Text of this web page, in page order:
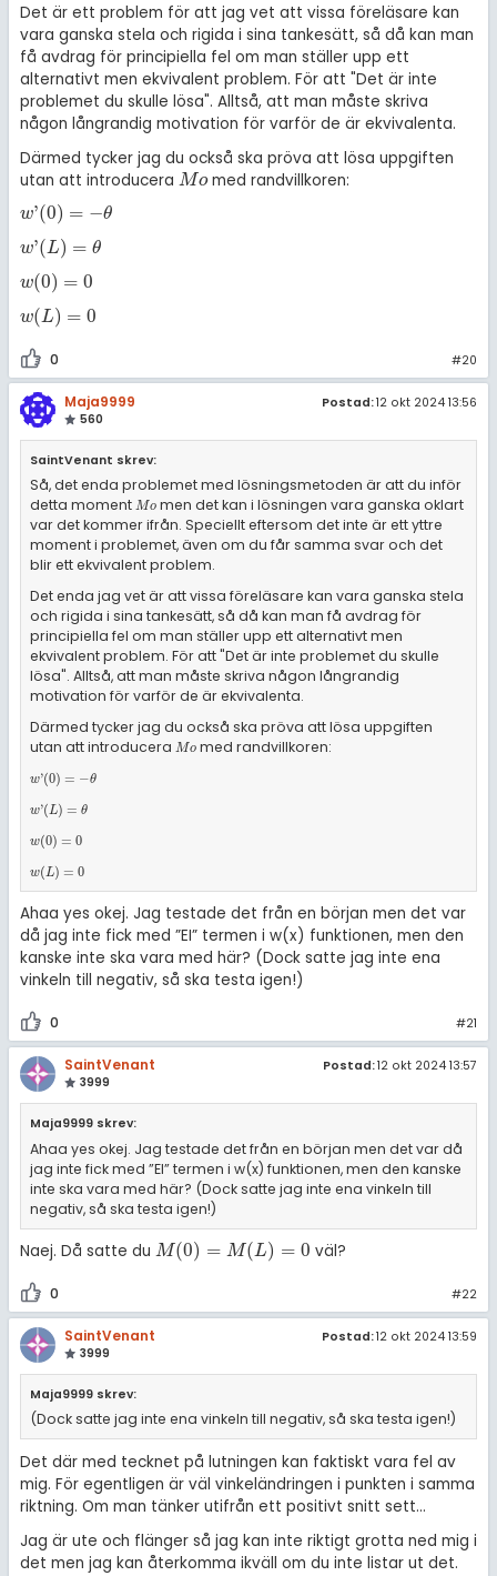
Det är ett problem för att jag vet att vissa föreläsare kan
vara ganska stela och rigida i sina tankesätt, så då kan man
få avdrag för principiella fel om man ställer upp ett
alternativt men ekvivalent problem. För att "Det är inte
problemet du skulle lösa". Alltså, att man måste skriva
någon långrandig motivation för varför de är ekvivalenta.
Därmed tycker jag du också ska pröva att lösa uppgiften
utan att introducera Mo
Mo med randvillkoren:
w'(0) = −θ
w'(0)=-θ
w'(L) = θ
w'(L)= θ
w(0) = 0
w(0) =0
w(L) = 0
w(L)= 0
0 #20
Maja9999
560
Postad:12 okt 2024 13:56
SaintVenant skrev:
Så, det enda problemet med lösningsmetoden är att du inför
detta moment Mo
Momen det kan i lösningen vara ganska oklart
var det kommer ifrån. Speciellt eftersom det inte är ett yttre
moment i problemet, även om du får samma svar och det
blir ett ekvivalent problem.
Det enda jag vet är att vissa föreläsare kan vara ganska stela
och rigida i sina tankesätt, så då kan man få avdrag för
principiella fel om man ställer upp ett alternativt men
ekvivalent problem. För att "Det är inte problemet du skulle
lösa". Alltså, att man måste skriva någon långrandig
motivation för varför de är ekvivalenta.
Därmed tycker jag du också ska pröva att lösa uppgiften
utan att introducera Mo
Momed randvillkoren:
w'(0) = −θ
w'(0) = -θ
w'(L) = θ
w'(L)=θ
w(0) = 0
w(0) = 0
w(L) = 0
w(L)=0
Ahaa yes okej. Jag testade det från en början men det var
då jag inte fick med ”EI” termen i w(x) funktionen, men den
kanske inte ska vara med här? (Dock satte jag inte ena
vinkeln till negativ, så ska testa igen!)
0 #21
SaintVenant
3999
Postad:12 okt 2024 13:57
Maja9999 skrev:
Ahaa yes okej. Jag testade det från en början men det var då
jag inte fick med ”EI” termen i w(x) funktionen, men den kanske
inte ska vara med här? (Dock satte jag inte ena vinkeln till
negativ, så ska testa igen!)
Naej. Då satte du M(0) = M(L) = 0
M(0)= M( L)=0 väl?
0 #22
SaintVenant
3999
Postad:12 okt 2024 13:59
Maja9999 skrev:
(Dock satte jag inte ena vinkeln till negativ, så ska testa igen!)
Det där med tecknet på lutningen kan faktiskt vara fel av
mig. För egentligen är väl vinkeländringen i punkten i samma
riktning. Om man tänker utifrån ett positivt snitt sett...
Jag är ute och flänger så jag kan inte riktigt grotta ned mig i
det men jag kan återkomma ikväll om du inte listar ut det.